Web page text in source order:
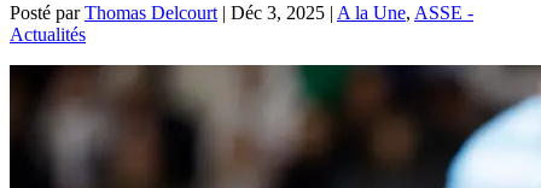
Posté parThomas Delcourt | Déc 3, 2025 | A la Une, ASSE -
Actualités